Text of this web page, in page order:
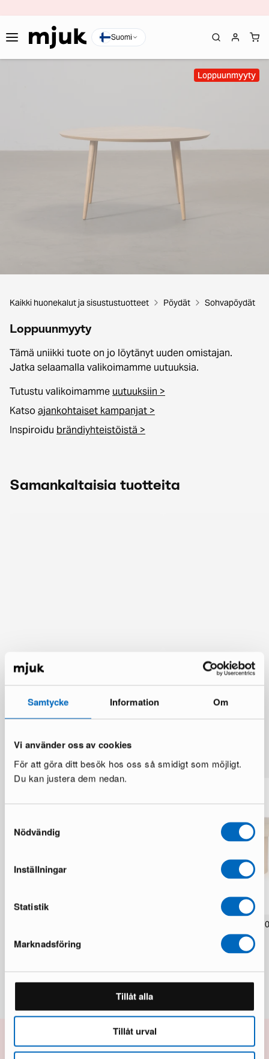
Samtycke Information Om
Vi använder oss av cookies
För att göra ditt besök hos oss så smidigt som möjligt.
Du kan justera dem nedan.
Nödvändig
Inställningar
Statistik
Marknadsföring
Tillåt alla
Tillåt urval
Suomi
Loppuunmyyty
Kaikki huonekalut ja sisustustuotteet Pöydät Sohvapöydät
Loppuunmyyty
Tämä uniikki tuote on jo löytänyt uuden omistajan.
Jatka selaamalla valikoimamme uutuuksia.
Tutustu valikoimamme uutuuksiin >
Katsoajankohtaiset kampanjat >
Inspiroidu brändiyhteistöistä >
Samankaltaisia tuotteita
260 € 371 €
Kopparbo sohvapöytä ø
1 varastossa · Hyvä kunto